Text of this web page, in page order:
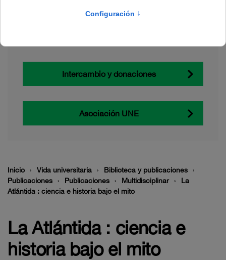
Intercambio y donaciones
Asociación UNE
Inicio Vida universitaria
Biblioteca y publicaciones
Publicaciones
Publicaciones Multidisciplinar
La
Atlántida : ciencia e historia bajo el mito
La Atlántida : ciencia e
historia bajo el mito